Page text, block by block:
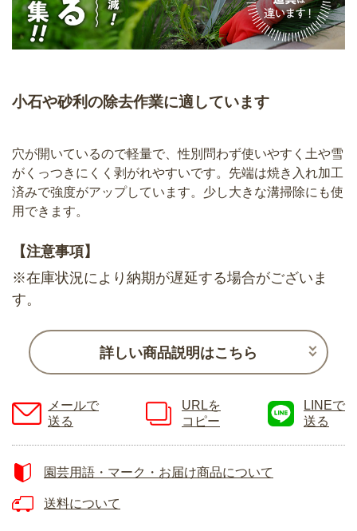
小石や砂利の除去作業に適しています
穴が開いているので軽量で、性別問わず使いやすく土や雪
がくっつきにくく剥がれやすいです。先端は焼き入れ加工
済みで強度がアップしています。少し大きな溝掃除にも使
用できます。
【注意事項】
※在庫状況により納期が遅延する場合がございま
す。
詳しい商品説明はこちら
メールで
送る
URLを
コピー
LINEで
送る
園芸用語・マーク・お届け商品について
送料について